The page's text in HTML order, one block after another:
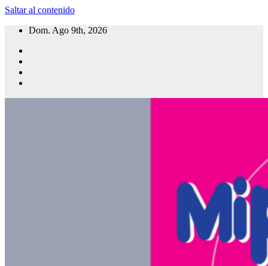
Saltar al contenido
Dom. Ago 9th, 2026